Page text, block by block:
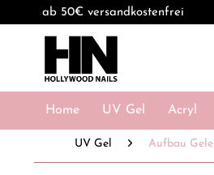
ab 50€ versandkostenfrei
Home UV Gel Acryl
UV Gel Aufbau Gele